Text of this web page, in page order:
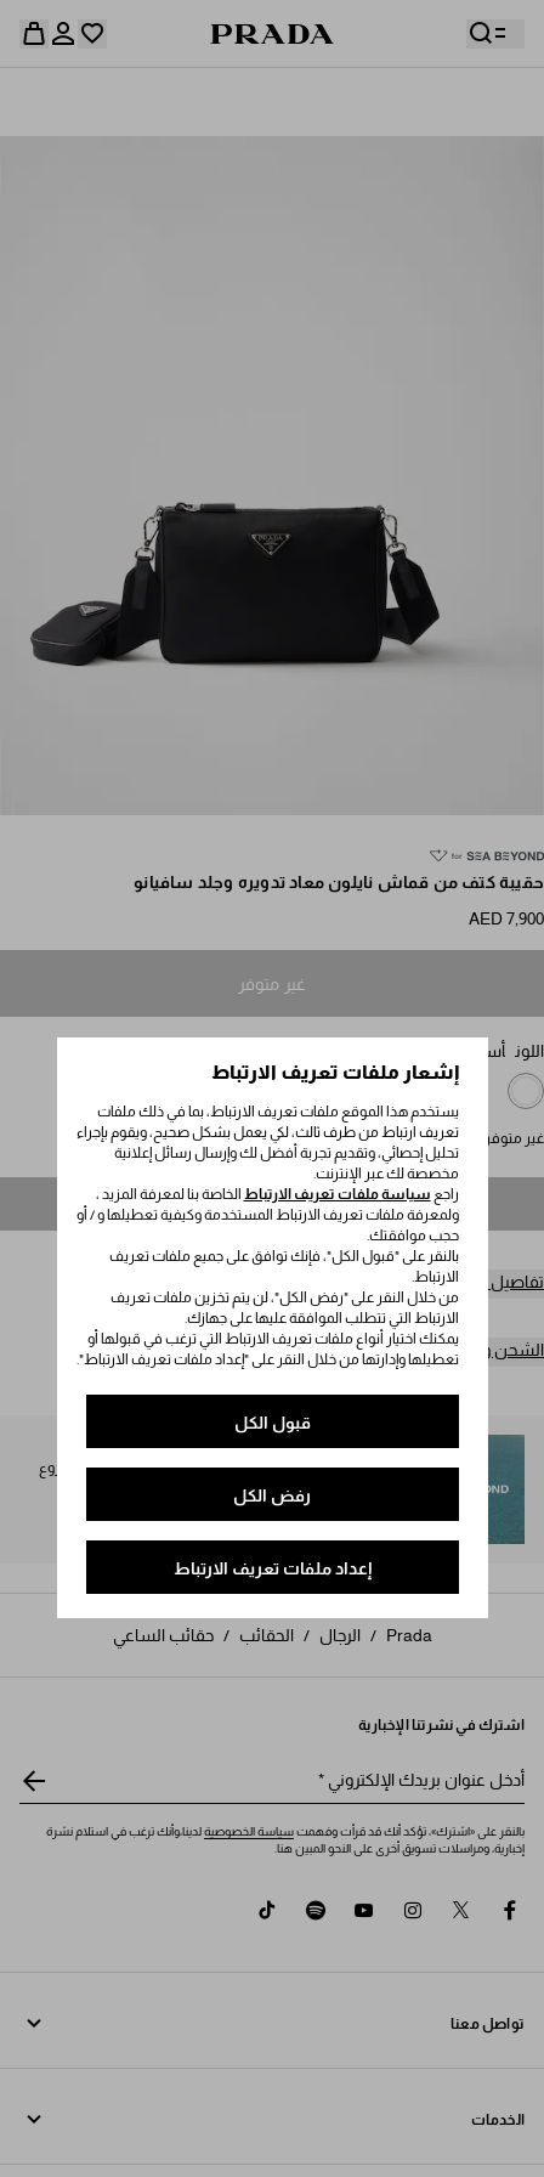
إشعار ملفات تعريف الارتباط
يستخدم هذا الموقع ملفات تعريف الارتباط، بما في ذلك ملفات
تعريف ارتباط من طرف ثالث، لكي يعمل بشكل صحيح، ويقوم بإجراء
تحليل إحصائي، وتقديم تجربة أفضل لك وإرسال رسائل إعلانية
مخصصة لك عبر الإنترنت.
راجع سياسة ملفات تعريف الارتباط الخاصة بنا لمعرفة المزيد ،
ولمعرفة ملفات تعريف الارتباط المستخدمة وكيفية تعطيلها و / أو
حجب موافقتك.
بالنقر على "قبول الكل"، فإنك توافق على جميع ملفات تعريف
الارتباط.
من خلال النقر على "رفض الكل"، لن يتم تخزين ملفات تعريف
الارتباط التي تتطلب الموافقة عليها على جهازك.
يمكنك اختيار أنواع ملفات تعريف الارتباط التي ترغب في قبولها أو
تعطيلها وإدارتها من خلال النقر على "إعداد ملفات تعريف الارتباط".
قبول الكل
رفض الكل
إعداد ملفات تعريف الارتباط
قائمة أمنياتك فارغة. استكشفوا المجموعات، واحفظوا
حقيبة كتف من قماش نايلون معاد تدويره وجلد سافيانو
AED 7,900
غير متوفر
اللون أسود
غير متوفر
غير متوفر
تفاصيل المنتج
الشحن وعمليات الإرجاع مجاناً
SEA BEYOND
تُخصص نسبة 1% من عائدات مجموعة Prada Re-Nylon لمشروع
Prada
/ الرجال / الحقائب / حقائب الساعي
اشترك في نشرتنا الإخبارية
أدخل عنوان بريدك الإلكتروني *
بالنقر على «اشترك»، تؤكد أنك قد قرأت وفهمتسياسة الخصوصيةلدينا،وأنك ترغب في استلام نشرة
إخبارية، ومراسلات تسويق أخرى على النحو المبين هنا.
facebook
twitter
instagram
youtube
spotify
تواصل معنا
الخدمات